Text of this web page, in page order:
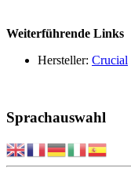
Weiterführende Links
Hersteller: Crucial
Sprachauswahl